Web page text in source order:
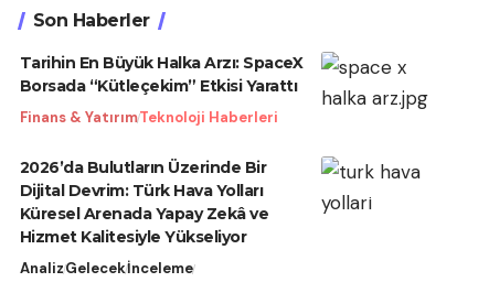
Son Haberler
Tarihin En Büyük Halka Arzı: SpaceX
Borsada “Kütleçekim” Etkisi Yarattı
Finans & YatırımTeknoloji Haberleri
2026’da Bulutların Üzerinde Bir
Dijital Devrim: Türk Hava Yolları
Küresel Arenada Yapay Zekâ ve
Hizmet Kalitesiyle Yükseliyor
AnalizGelecekİnceleme